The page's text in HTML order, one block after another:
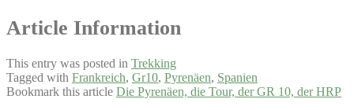
Article Information
This entry was posted in Trekking
Tagged with Frankreich, Gr10, Pyrenäen, Spanien
Bookmark this article Die Pyrenäen, die Tour, der GR 10, der HRP